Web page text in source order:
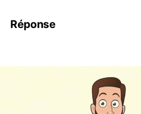
Réponse